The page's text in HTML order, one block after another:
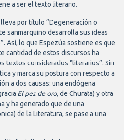
a ser el texto literario.
por título “Degeneración o
sanmarquino desarrolla sus ideas
Así, lo que Espezúa sostiene es que
cantidad de estos discursos ha
textos considerados “literarios”. Sin
y marca su postura con respecto a
a dos causas: una endógena
El pez de oro, de Churata) y otra
y ha generado que de una
de la Literatura, se pase a una